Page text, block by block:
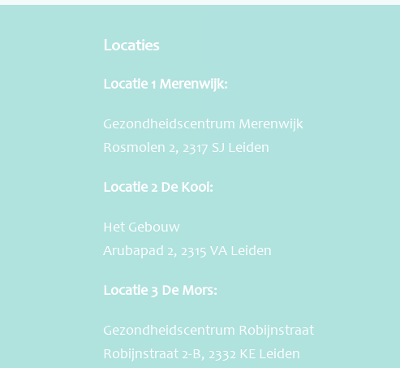
Locaties
Locatie 1 Merenwijk:
Gezondheidscentrum Merenwijk
Rosmolen 2, 2317 SJ Leiden
Locatie 2 De Kooi:
Het Gebouw
Arubapad 2, 2315 VA Leiden
Locatie 3 De Mors:
Gezondheidscentrum Robijnstraat
Robijnstraat 2-B, 2332 KE Leiden